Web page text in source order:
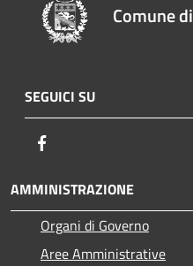
Comune
SEGUICI SU
AMMINISTRAZIONE
Organi di Governo
Aree Amministrative